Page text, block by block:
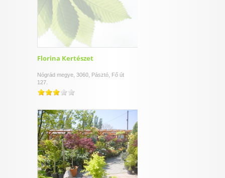
Florina Kertészet
Nógrád megye, 3060, Pásztó, Fő út
127.